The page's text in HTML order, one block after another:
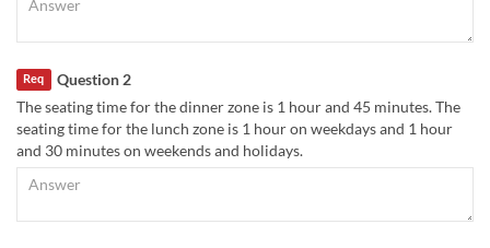
Question 2
Req
The seating time for the dinner zone is 1 hour and 45 minutes. The
seating time for the lunch zone is 1 hour on weekdays and 1 hour
and 30 minutes on weekends and holidays.